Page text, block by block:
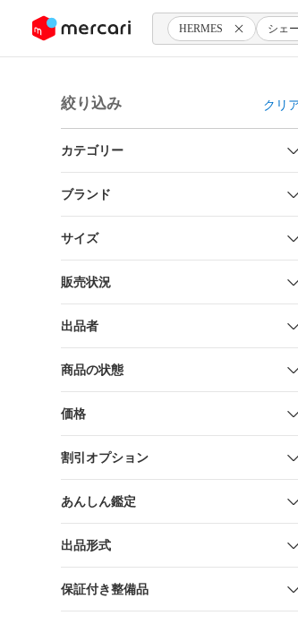
ツにスキップ HERMES シェ
絞り込み クリ
カテゴリー
ブランド
サイズ
販売状況
出品者
商品の状態
価格
割引オプション
あんしん鑑定
出品形式
保証付き整備品